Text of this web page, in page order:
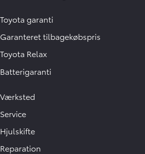
Toyota garanti
Garanteret tilbagekøbspris
Toyota Relax
Batterigaranti
Værksted
Service
Hjulskifte
Reparation